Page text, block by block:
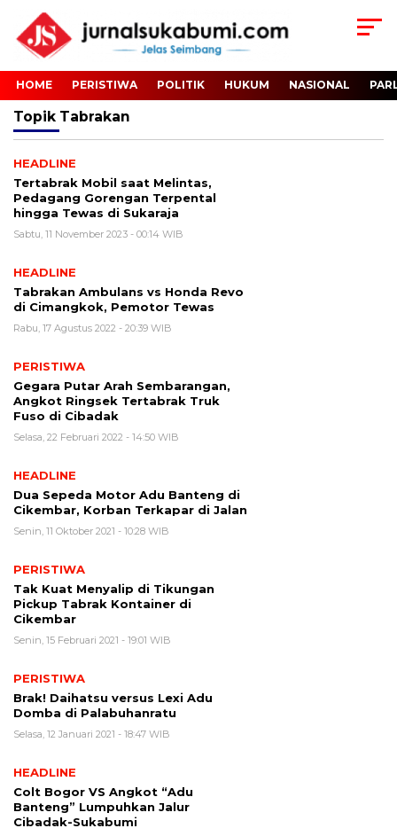
HOME PERISTIWA POLITIK HUKUM NASIONAL
Topik Tabrakan
HEADLINE
Tertabrak Mobil saat Melintas,
Pedagang Gorengan Terpental
hingga Tewas di Sukaraja
Sabtu, 11 November 2023 - 00:14 WIB
HEADLINE
Tabrakan Ambulans vs Honda Revo
di Cimangkok, Pemotor Tewas
Rabu, 17 Agustus 2022 - 20:39 WIB
PERISTIWA
Gegara Putar Arah Sembarangan,
Angkot Ringsek Tertabrak Truk
Fuso di Cibadak
Selasa, 22 Februari 2022 - 14:50 WIB
HEADLINE
Dua Sepeda Motor Adu Banteng di
Cikembar, Korban Terkapar di Jalan
Senin, 11 Oktober 2021 - 10:28 WIB
PERISTIWA
Tak Kuat Menyalip di Tikungan
Pickup Tabrak Kontainer di
Cikembar
Senin, 15 Februari 2021 - 19:01 WIB
PERISTIWA
Brak! Daihatsu versus Lexi Adu
Domba di Palabuhanratu
Selasa, 12 Januari 2021 - 18:47 WIB
HEADLINE
Colt Bogor VS Angkot “Adu
Banteng” Lumpuhkan Jalur
Cibadak-Sukabumi